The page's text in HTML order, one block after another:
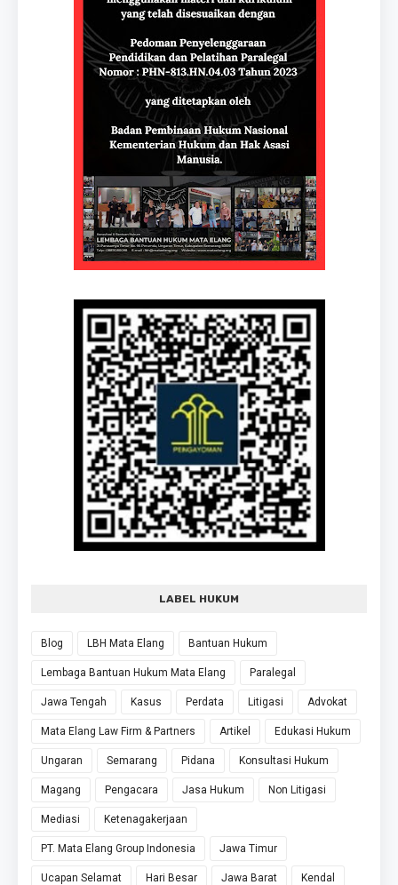
LABEL HUKUM
Blog LBH Mata Elang Bantuan Hukum
Lembaga Bantuan Hukum Mata Elang Paralegal
Jawa Tengah Kasus Perdata Litigasi Advokat
Mata Elang Law Firm & Partners Artikel Edukasi Hukum
Ungaran Semarang Pidana Konsultasi Hukum
Magang Pengacara Jasa Hukum Non Litigasi
Mediasi Ketenagakerjaan
PT. Mata Elang Group Indonesia Jawa Timur
Ucapan Selamat Hari Besar Jawa Barat Kendal